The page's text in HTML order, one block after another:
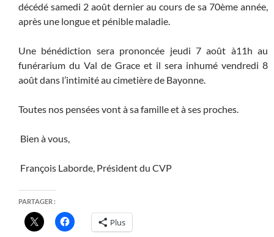
décédé samedi 2 août dernier au cours de sa 70ème année,
après une longue et pénible maladie.
Une bénédiction sera prononcée jeudi 7 août à11h au
funérarium du Val de Grace et il sera inhumé vendredi 8
août dans l’intimité au cimetière de Bayonne.
Toutes nos pensées vont à sa famille et à ses proches.
Bien à vous,
François Laborde, Président du CVP
PARTAGER :
Plus